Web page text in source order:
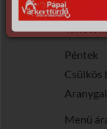
Töltött
Péntek
Csülkös
Menü